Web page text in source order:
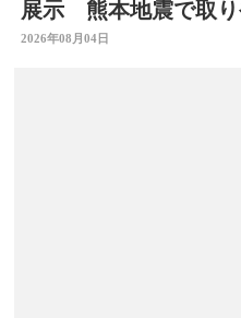
展示 熊本地震で取
2026年08月04日